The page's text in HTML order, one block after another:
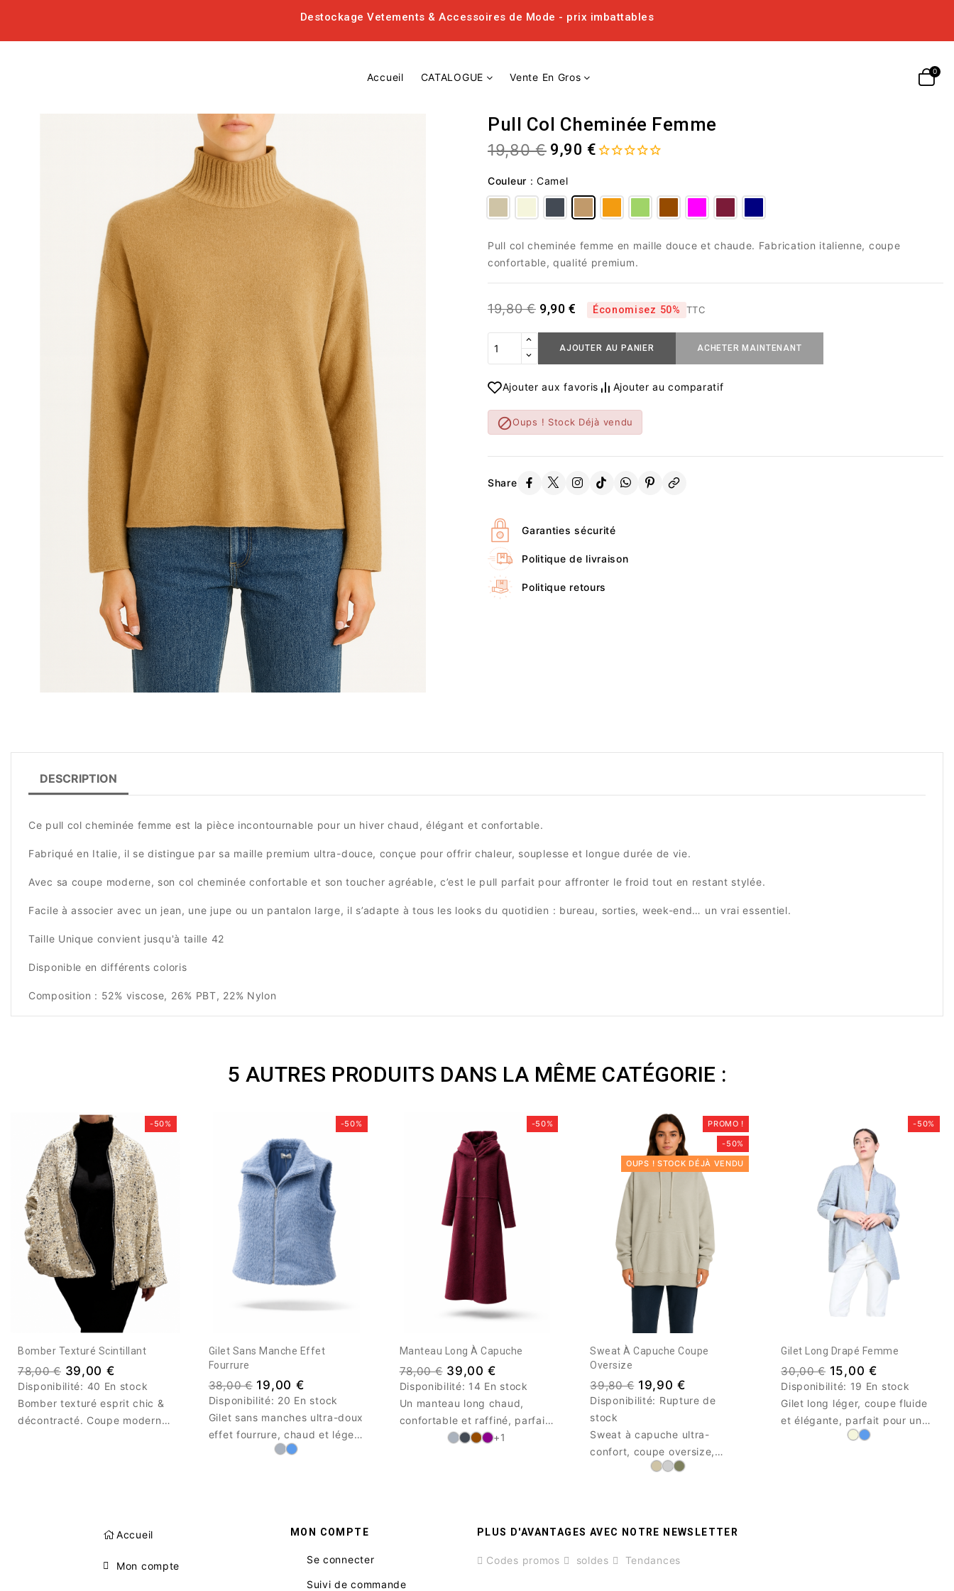
Destockage Vetements & Accessoires de Mode - prix imbattables
Accueil CATALOGUE Vente En Gros
Pull Col Cheminée Femme
19,80 € 9,90 €
Couleur :Camel
Pull col cheminée femme en maille douce et chaude. Fabrication italienne, coupe
confortable, qualité premium.
19,80 € 9,90 € Économisez 50% TTC
AJOUTER AU PANIER ACHETER MAINTENANT
Ajouter aux favoris Ajouter au comparatif
Oups ! Stock Déjà vendu
Share
Garanties sécurité
Politique de livraison
Politique retours
DESCRIPTION
Ce pull col cheminée femme est la pièce incontournable pour un hiver chaud, élégant et confortable.
Fabriqué en Italie, il se distingue par sa maille premium ultra-douce, conçue pour offrir chaleur, souplesse et longue durée de vie.
Avec sa coupe moderne, son col cheminée confortable et son toucher agréable, c’est le pull parfait pour affronter le froid tout en restant stylée.
Facile à associer avec un jean, une jupe ou un pantalon large, il s’adapte à tous les looks du quotidien : bureau, sorties, week-end… un vrai essentiel.
Taille Unique convient jusqu'à taille 42
Disponible en différents coloris
Composition : 52% viscose, 26% PBT, 22% Nylon
5 AUTRES PRODUITS DANS LA MÊME CATÉGORIE :
-50%
Bomber Texturé Scintillant
78,00 € 39,00 €
Disponibilité: 40 En stock
Bomber texturé esprit chic &
décontracté. Coupe moderne,
-50%
Gilet Sans Manche Effet
Fourrure
38,00 € 19,00 €
Disponibilité: 20 En stock
Gilet sans manches ultra-doux
effet fourrure, chaud et léger,
parfait pour réchauffer vos
-50%
Manteau Long À Capuche
78,00 € 39,00 €
Disponibilité: 14 En stock
Un manteau long chaud,
confortable et raffiné, parfait
pour affronter le froid avec
+1
PROMO !
-50%
OUPS ! STOCK DÉJÀ VENDU
Sweat À Capuche Coupe
Oversize
39,80 € 19,90 €
Disponibilité: Rupture de
stock
Sweat à capuche ultra-
confort, coupe oversize,
matière douce 100% Coton.
-50%
Gilet Long Drapé Femme
30,00 € 15,00 €
Disponibilité: 19 En stock
Gilet long léger, coupe fluide
et élégante, parfait pour un
look chic et décontracté au
Accueil
Mon compte
MON COMPTE
Se connecter
Suivi de commande
PLUS D'AVANTAGES AVEC NOTRE NEWSLETTER
Codes promos soldes Tendances